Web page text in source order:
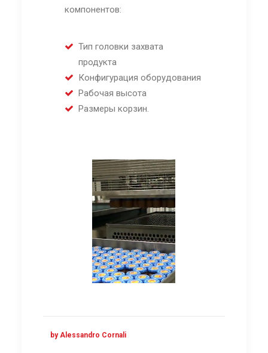
компонентов:
Тип головки захвата
продукта
Конфигурация оборудования
Рабочая высота
Размеры корзин.
by Alessandro Cornali